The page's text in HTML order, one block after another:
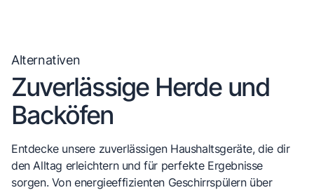
Alternativen
Zuverlässige Herde und
Backöfen
Entdecke unsere zuverlässigen Haushaltsgeräte, die dir
den Alltag erleichtern und für perfekte Ergebnisse
sorgen. Von energieeffizienten Geschirrspülern über